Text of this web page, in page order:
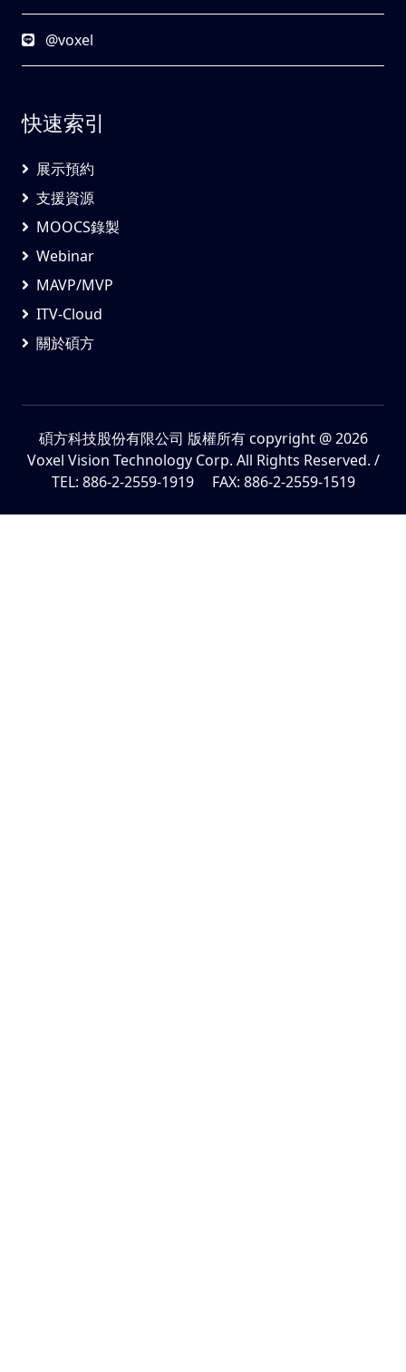
@voxel
快速索引
展示預約
支援資源
MOOCS錄製
Webinar
MAVP/MVP
ITV-Cloud
關於碩方
碩方科技股份有限公司 版權所有copyright @ 2026
Voxel Vision Technology Corp. All Rights Reserved. /
TEL: 886-2-2559-1919 FAX: 886-2-2559-1519